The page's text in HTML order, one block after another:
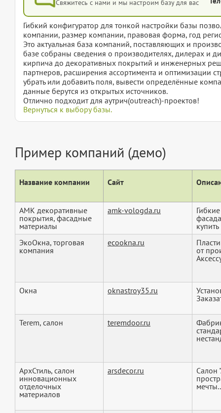
Свяжитесь с нами и мы настроим базу для вас
Гибкий конфигуратор для тонкой настройки базы
компании, размер компании, правовая форма, год
Это актуальная база компаний, поставляющих и
базе собраны сведения о производителях, дилерах и
кирпича до декоративных покрытий и инженерных
партнеров, расширения ассортимента и оптимизации
убрать или добавить поля, вывести определённые
данные берутся из открытых источников.
Отлично подходит для аутрич(outreach)-проектов!
Вернуться к выбору базы.
Пример компаний (демо)
Название компании Сайт
АМК декоративные
покрытия, фасадные
материалы
amk-vologda.ru
ЭкоОкна, торговая
компания
ecookna.ru
от
Окна oknastroy35.ru
Terem, салон teremdoor.ru
АрхСтиль, салон
инновационных
отделочных
материалов
arsdecor.ru
Салон